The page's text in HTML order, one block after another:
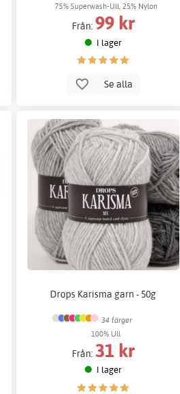
75% Superwash-Ull, 25% Nylon
Från: 99 kr
I lager
Se alla
Drops Karisma garn - 50g
34 färger
100% Ull
Från: 31 kr
I lager